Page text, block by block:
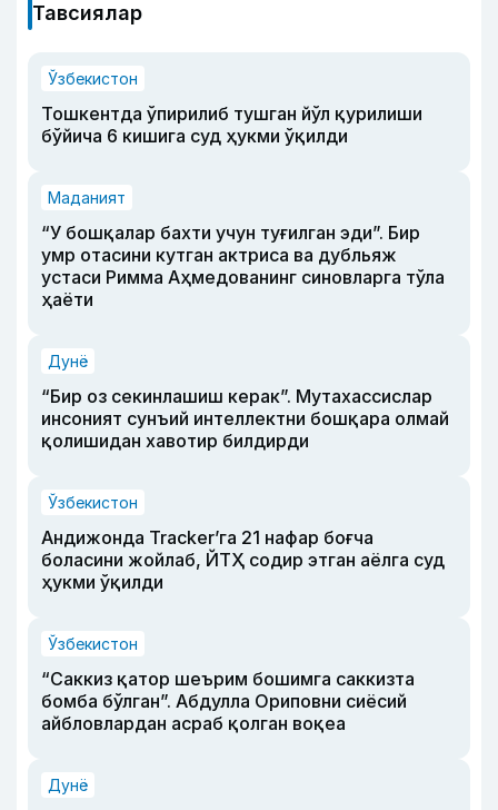
Тавсиялар
Ўзбекистон
Тошкентда ўпирилиб тушган йўл қурилиши
бўйича 6 кишига суд ҳукми ўқилди
Маданият
“У бошқалар бахти учун туғилган эди”. Бир
умр отасини кутган актриса ва дубльяж
устаси Римма Аҳмедованинг синовларга тўла
ҳаёти
Дунё
“Бир оз секинлашиш керак”. Мутахассислар
инсоният сунъий интеллектни бошқара олмай
қолишидан хавотир билдирди
Ўзбекистон
Андижонда Tracker’га 21 нафар боғча
боласини жойлаб, ЙТҲ содир этган аёлга суд
ҳукми ўқилди
Ўзбекистон
“Саккиз қатор шеърим бошимга саккизта
бомба бўлган”. Абдулла Ориповни сиёсий
айбловлардан асраб қолган воқеа
Дунё